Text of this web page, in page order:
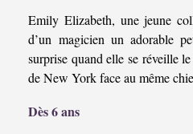
Emily Elizabeth, une jeune
d’un magicien un adorable
surprise quand elle se réveille
de New York face au même
Dès 6 ans